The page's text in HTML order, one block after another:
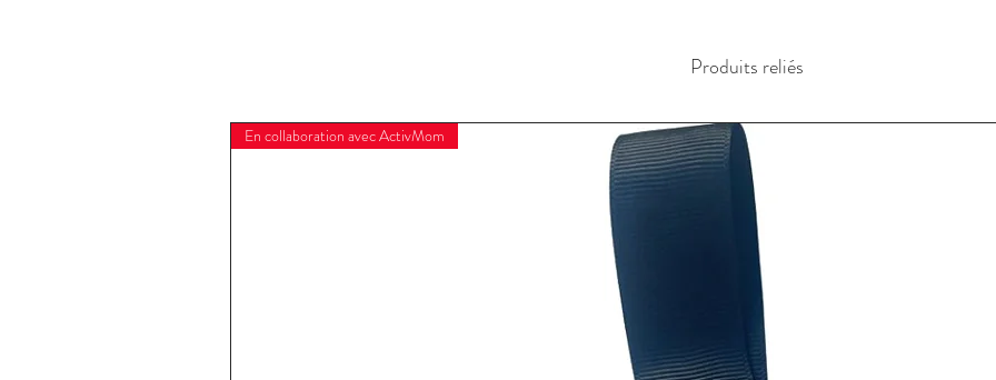
Produits reliés
En collaboration avec ActivMom